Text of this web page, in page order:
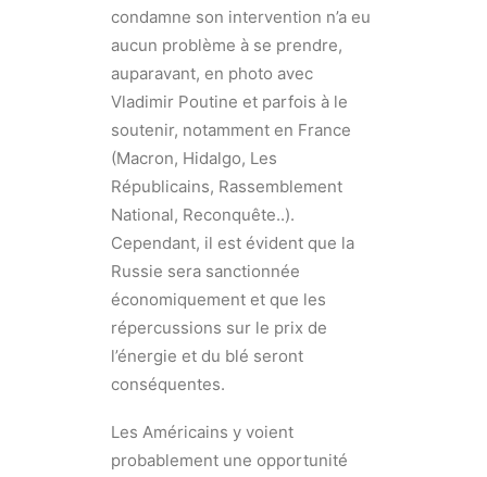
condamne son intervention n’a eu
aucun problème à se prendre,
auparavant, en photo avec
Vladimir Poutine et parfois à le
soutenir, notamment en France
(Macron, Hidalgo, Les
Républicains, Rassemblement
National, Reconquête..).
Cependant, il est évident que la
Russie sera sanctionnée
économiquement et que les
répercussions sur le prix de
l’énergie et du blé seront
conséquentes.
Les Américains y voient
probablement une opportunité